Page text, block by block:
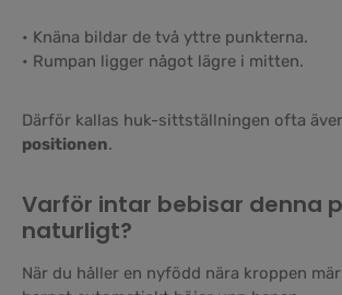
• Knäna bildar de två yttre punkterna.
• Rumpan ligger något lägre i mitten.
Därför kallas huk-sittställningen ofta
positionen.
Varför intar bebisar denna
naturligt?
När du håller en nyfödd nära kroppen